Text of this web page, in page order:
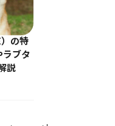
の特
ラブタ
説